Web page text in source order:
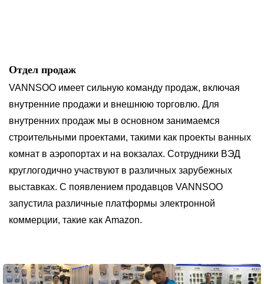
Отдел продаж
VANNSOO имеет сильную команду продаж, включая
внутренние продажи и внешнюю торговлю. Для
внутренних продаж мы в основном занимаемся
строительными проектами, такими как проекты ванных
комнат в аэропортах и на вокзалах. Сотрудники ВЭД
круглогодично участвуют в различных зарубежных
выставках. С появлением продавцов VANNSOO
запустила различные платформы электронной
коммерции, такие как Amazon.